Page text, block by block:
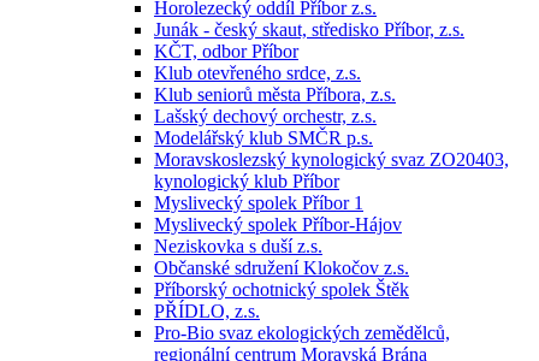
Horolezecký oddíl Příbor z.s.
Junák - český skaut, středisko Příbor, z.s.
KČT, odbor Příbor
Klub otevřeného srdce, z.s.
Klub seniorů města Příbora, z.s.
Lašský dechový orchestr, z.s.
Modelářský klub SMČR p.s.
Moravskoslezský kynologický svaz ZO20403,
kynologický klub Příbor
Myslivecký spolek Příbor 1
Myslivecký spolek Příbor-Hájov
Neziskovka s duší z.s.
Občanské sdružení Klokočov z.s.
Příborský ochotnický spolek Štěk
PŘÍDLO, z.s.
Pro-Bio svaz ekologických zemědělců,
regionální centrum Moravská Brána